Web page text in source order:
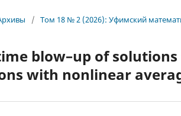
/ Том 18 № 2 (2026): Уфимский
blow–up of
with nonlinear